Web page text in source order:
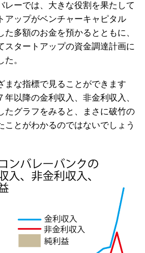
レーでは、大きな役割を果たして
アップがベンチャーキャピタル
た多額のお金を預かるとともに、
スタートアップの資金調達計画に
。
まな指標で見ることができます
年以降の金利収入、非金利収入、
たグラフをみると、まさに破竹の
ことがわかるのではないでしょう